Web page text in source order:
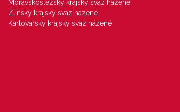
Moravskoslezský krajský svaz házené
Zlínský krajský svaz házené
Karlovarský krajský svaz házené